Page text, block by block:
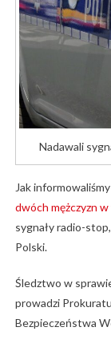
Nadawali
Jak
dwóch mężczyzn
sygnały radio-
Polski.
Śledztwo w
prowadzi
Bezpieczeństwa